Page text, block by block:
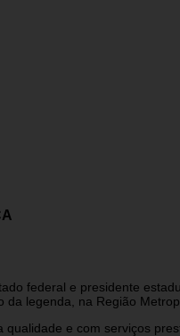
federal e presidente
legenda, na Região
e com serviços